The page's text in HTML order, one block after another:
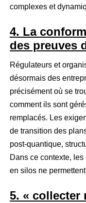
complexes et
4. La
des preuves
Régulateurs et
désormais des
précisément où se
comment ils sont
remplacés. Les
de transition des
post-quantique,
Dans ce contexte,
en silos ne
5. « collecter